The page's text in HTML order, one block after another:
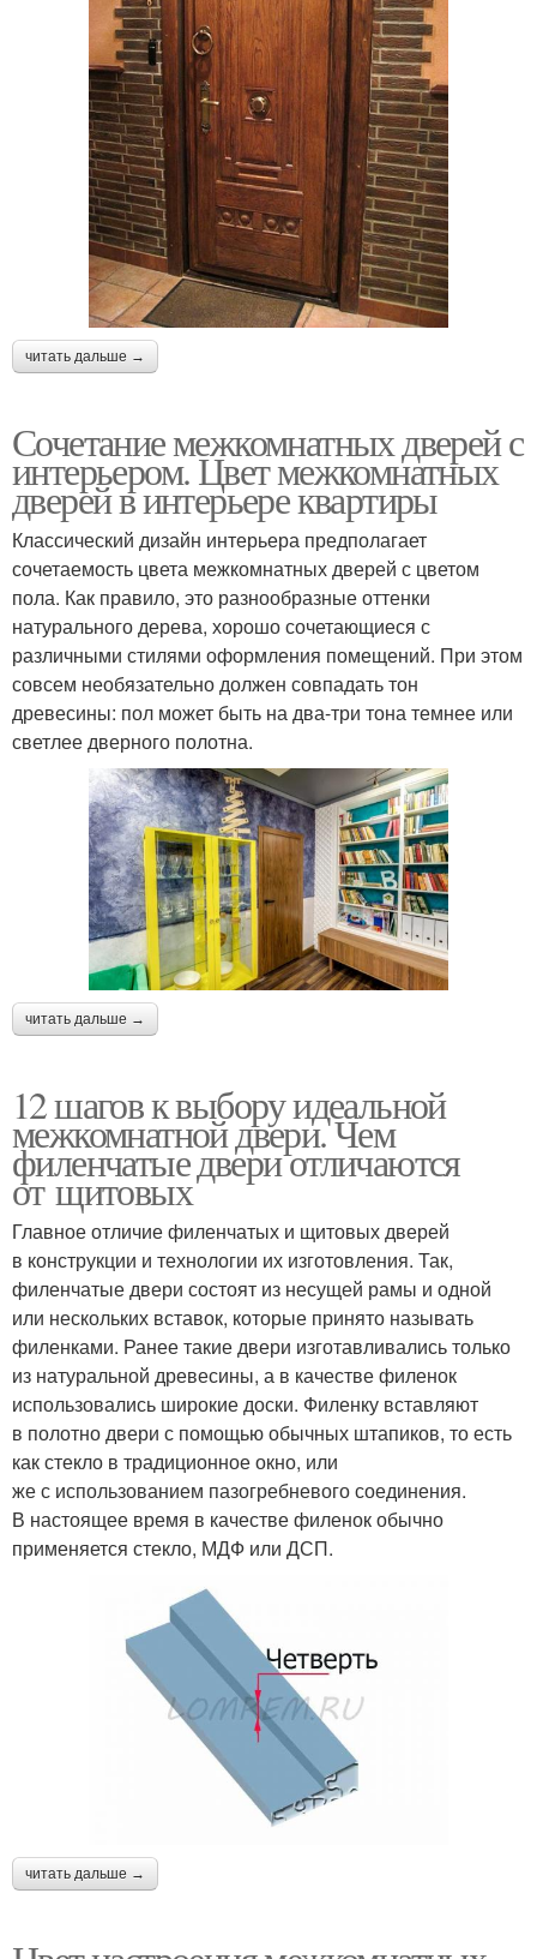
читать дальше →
Сочетание межкомнатных дверей с
интерьером. Цвет межкомнатных
дверей в интерьере квартиры
Классический дизайн интерьера предполагает
сочетаемость цвета межкомнатных дверей с цветом
пола. Как правило, это разнообразные оттенки
натурального дерева, хорошо сочетающиеся с
различными стилями оформления помещений. При этом
совсем необязательно должен совпадать тон
древесины: пол может быть на два-три тона темнее или
светлее дверного полотна.
читать дальше →
12 шагов к выбору идеальной
межкомнатной двери. Чем
филенчатые двери отличаются
от щитовых
Главное отличие филенчатых и щитовых дверей
в конструкции и технологии их изготовления. Так,
филенчатые двери состоят из несущей рамы и одной
или нескольких вставок, которые принято называть
филенками. Ранее такие двери изготавливались только
из натуральной древесины, а в качестве филенок
использовались широкие доски. Филенку вставляют
в полотно двери с помощью обычных штапиков, то есть
как стекло в традиционное окно, или
же с использованием пазогребневого соединения.
В настоящее время в качестве филенок обычно
применяется стекло, МДФ или ДСП.
читать дальше →